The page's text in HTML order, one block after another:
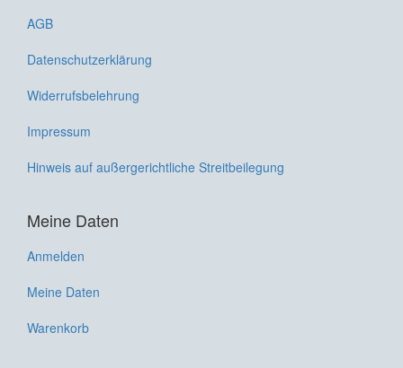
AGB
Datenschutzerklärung
Widerrufsbelehrung
Impressum
Hinweis auf außergerichtliche Streitbeilegung
Meine Daten
Anmelden
Meine Daten
Warenkorb